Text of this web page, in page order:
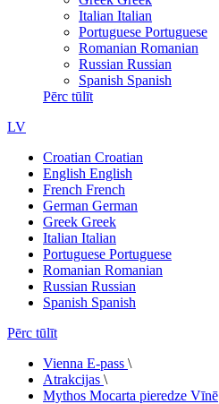
Italian Italian
Portuguese Portuguese
Romanian Romanian
Russian Russian
Spanish Spanish
Pērc tūlīt
LV
Croatian Croatian
English English
French French
German German
Greek Greek
Italian Italian
Portuguese Portuguese
Romanian Romanian
Russian Russian
Spanish Spanish
Pērc tūlīt
Vienna E-pass \
Atrakcijas \
Mythos Mocarta pieredze Vīnē